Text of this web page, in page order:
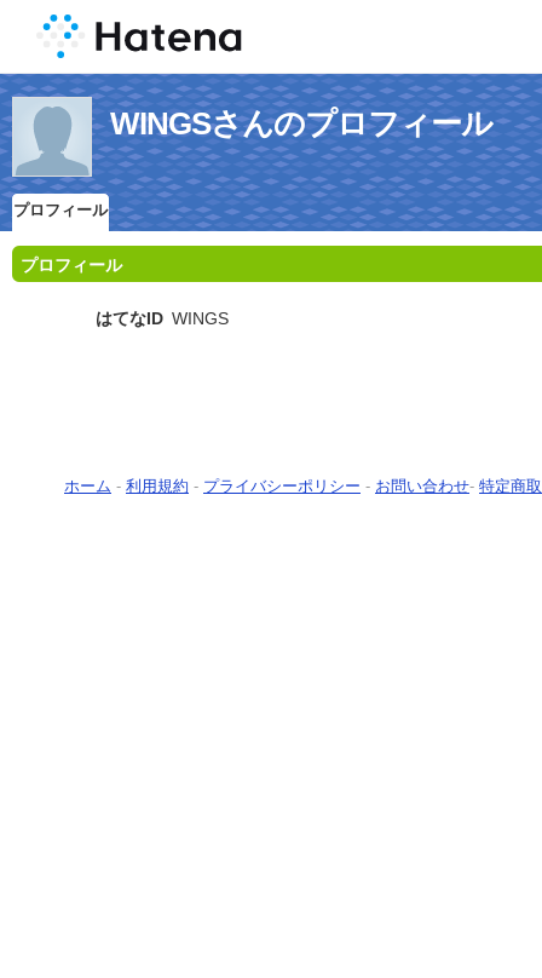
WINGSさんのプロフィール
プロフィール
プロフィール
はてなID WINGS
ホーム - 利用規約 - プライバシーポリシー - お問い合わせ- 特定商